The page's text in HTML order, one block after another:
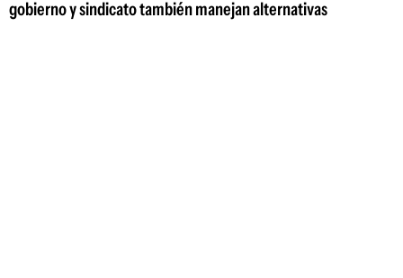
gobierno y sindicato también manejan alternativas